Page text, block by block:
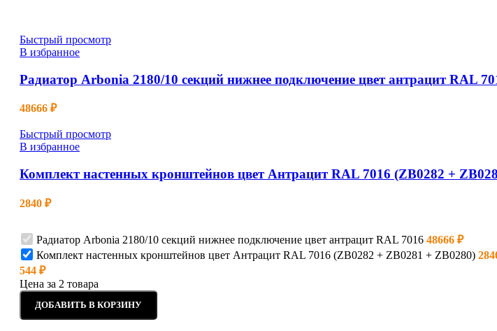
Быстрый просмотр
В избранное
Радиатор Arbonia 2180/10 секций нижнее подключение цвет антрацит RAL
48666 ₽
Быстрый просмотр
В избранное
Комплект настенных кронштейнов цвет Антрацит RAL 7016 (ZB0282 +
2840 ₽
Радиатор Arbonia 2180/10 секций нижнее подключение цвет антрацит RAL 7016 48666 ₽
Комплект настенных кронштейнов цвет Антрацит RAL 7016 (ZB0282 + ZB0281 + ZB0280)
544 ₽
Цена за 2 товара
ДОБАВИТЬ В КОРЗИНУ